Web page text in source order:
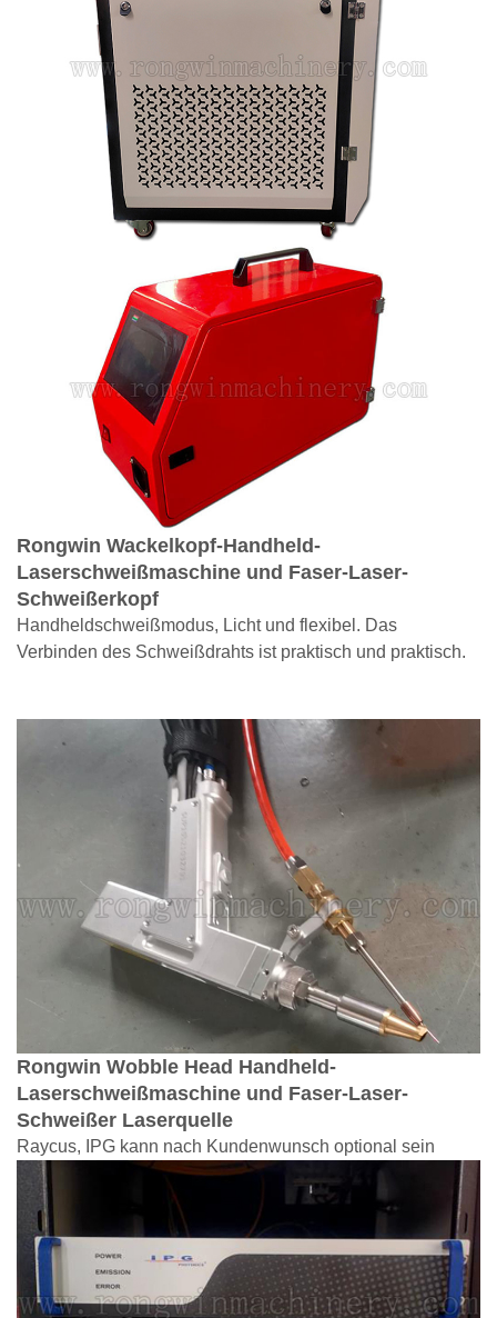
Rongwin Wackelkopf-Handheld-
Laserschweißmaschine und Faser-Laser-
Schweißerkopf
Handheldschweißmodus, Licht und flexibel. Das
Verbinden des Schweißdrahts ist praktisch und praktisch.
Rongwin Wobble Head Handheld-
Laserschweißmaschine und Faser-Laser-
Schweißer Laserquelle
Raycus, IPG kann nach Kundenwunsch optional sein